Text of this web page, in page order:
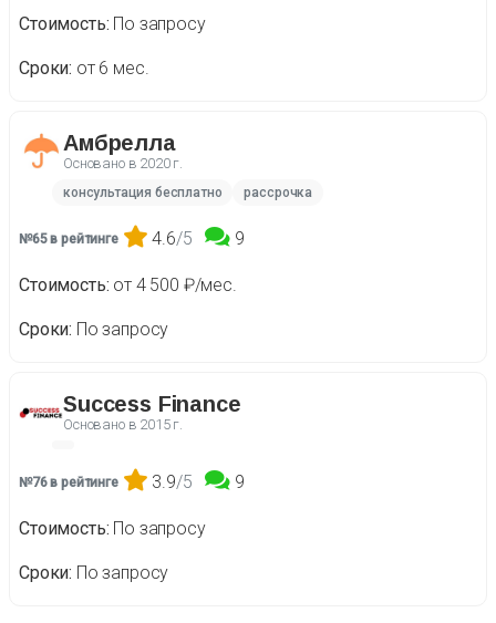
Стоимость По запросу
Сроки от 6 мес.
Амбрелла
Основано в 2020 г.
консультация бесплатно рассрочка
№65 в рейтинге 4.6/5 9
Стоимость от 4 500 ₽/мес.
Сроки По запросу
Success Finance
Основано в 2015 г.
№76 в рейтинге 3.9/5 9
Стоимость По запросу
Сроки По запросу